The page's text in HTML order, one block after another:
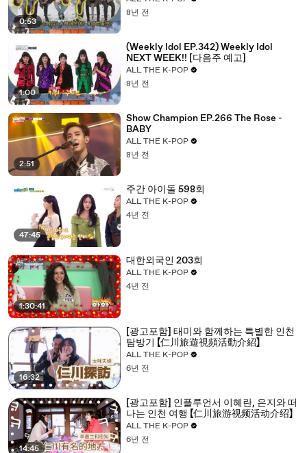
0:53
8년 전
1:00
(Weekly Idol EP.342) Weekly Idol
NEXT WEEK!! [다음주 예고]
ALL THE K-POP
8년 전
2:51
Show Champion EP.266 The Rose -
BABY
ALL THE K-POP
8년 전
47:45
주간 아이돌 598회
ALL THE K-POP
4년 전
1:30:41
대한외국인 203회
ALL THE K-POP
4년 전
16:32
[광고포함] 태미와 함께하는 특별한 인천
탐방기 【仁川旅遊視頻活動介紹】
ALL THE K-POP
6년 전
14:45
[광고포함] 인플루언서 이혜란, 은지와 떠
나는 인천 여행 【仁川旅游视频活动介绍】
ALL THE K-POP
6년 전